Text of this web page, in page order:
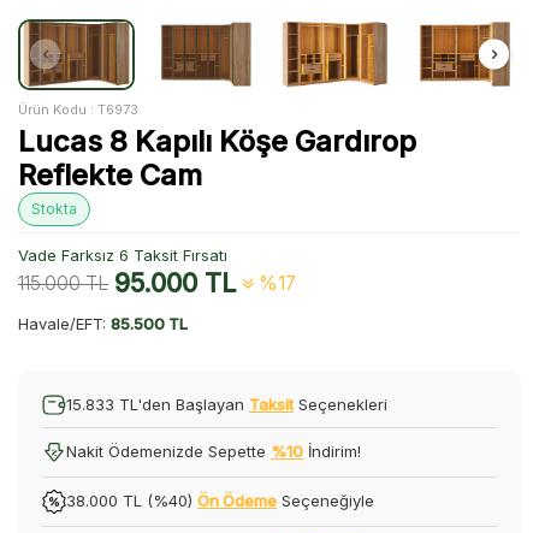
Ürün Kodu : T6973
Lucas 8 Kapılı Köşe Gardırop
Reflekte Cam
Stokta
Vade Farksız 6 Taksit Fırsatı
115.000TL 95.000TL %17
Havale/EFT: 85.500 TL
15.833 TL'den Başlayan Taksit Seçenekleri
Nakit Ödemenizde Sepette %10 İndirim!
38.000 TL (%40) Ön Ödeme Seçeneğiyle